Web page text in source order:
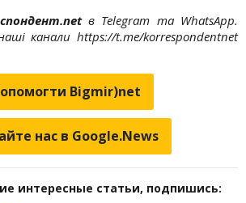
в Telegram та WhatsApp.
канали https://t.me/korrespondentnet
Bigmir)net
нас в Google.News
интересные статьи, подпишись: